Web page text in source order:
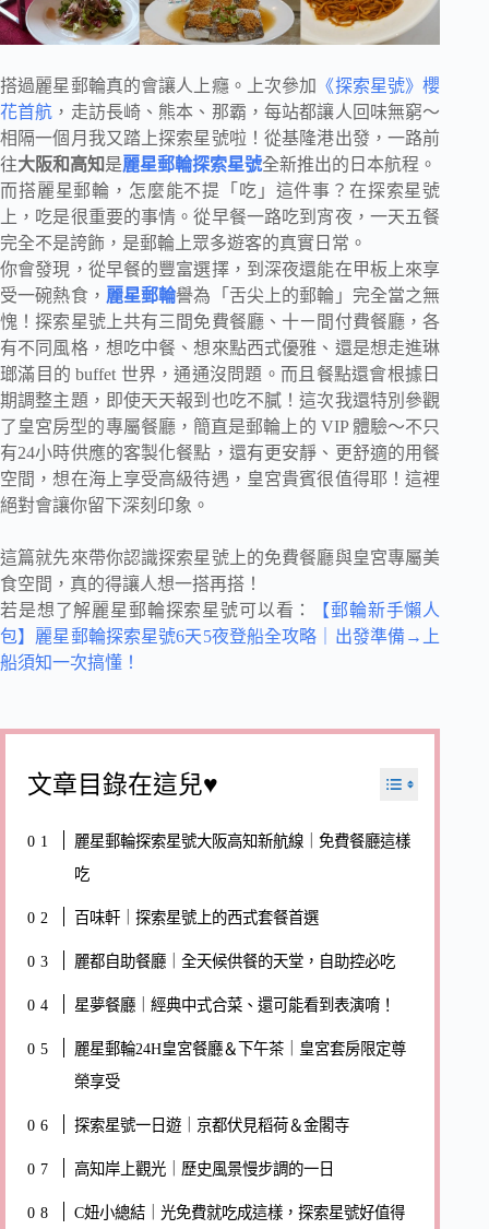
搭過麗星郵輪真的會讓人上癮。上次參加 《探索星號》櫻
花首航 ，走訪長崎、熊本、那霸，每站都讓人回味無窮～
相隔一個月我又踏上探索星號啦！從基隆港出發，一路前
往大阪和高知是麗星郵輪探索星號全新推出的日本航程。
而搭麗星郵輪，怎麼能不提「吃」這件事？在探索星號
上，吃是很重要的事情。從早餐一路吃到宵夜，一天五餐
完全不是誇飾，是郵輪上眾多遊客的真實日常。
你會發現，從早餐的豐富選擇，到深夜還能在甲板上來享
受一碗熱食， 麗星郵輪譽為「舌尖上的郵輪」完全當之無
愧！探索星號上共有三間免費餐廳、十ㄧ間付費餐廳，各
有不同風格，想吃中餐、想來點西式優雅、還是想走進琳
瑯滿目的 buffet 世界，通通沒問題。而且餐點還會根據日
期調整主題，即使天天報到也吃不膩！這次我還特別參觀
了皇宮房型的專屬餐廳，簡直是郵輪上的 VIP 體驗～不只
有24小時供應的客製化餐點，還有更安靜、更舒適的用餐
空間，想在海上享受高級待遇，皇宮貴賓很值得耶！這裡
絕對會讓你留下深刻印象。
這篇就先來帶你認識探索星號上的免費餐廳與皇宮專屬美
食空間，真的得讓人想一搭再搭！
若是想了解麗星郵輪探索星號可以看：
【郵輪新手懶人
包】麗星郵輪探索星號6天5夜登船全攻略｜出發準備→上
船須知一次搞懂！
文章目錄在這兒♥
麗星郵輪探索星號大阪高知新航線｜免費餐廳這樣
吃
百味軒｜探索星號上的西式套餐首選
麗都自助餐廳｜全天候供餐的天堂，自助控必吃
星夢餐廳｜經典中式合菜、還可能看到表演唷！
麗星郵輪24H皇宮餐廳＆下午茶｜皇宮套房限定尊
榮享受
探索星號一日遊｜京都伏見稻荷＆金閣寺
高知岸上觀光｜歷史風景慢步調的一日
C妞小總結｜光免費就吃成這樣，探索星號好值得